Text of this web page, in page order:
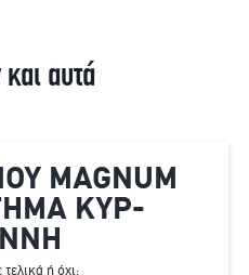
αυτά
MAGNUM
ΚΥΡ-
τελικά ή όχι;